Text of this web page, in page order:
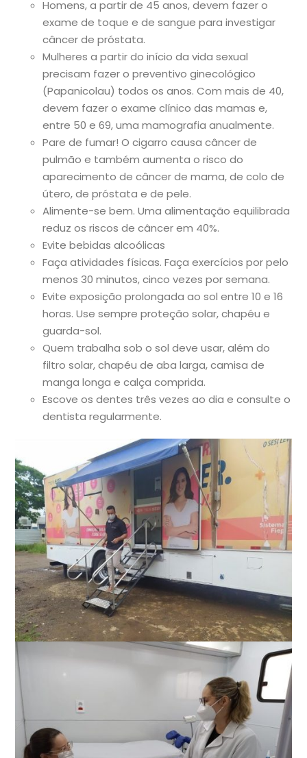
Homens, a partir de 45 anos, devem fazer o
exame de toque e de sangue para investigar
câncer de próstata.
Mulheres a partir do início da vida sexual
precisam fazer o preventivo ginecológico
(Papanicolau) todos os anos. Com mais de 40,
devem fazer o exame clínico das mamas e,
entre 50 e 69, uma mamografia anualmente.
Pare de fumar! O cigarro causa câncer de
pulmão e também aumenta o risco do
aparecimento de câncer de mama, de colo de
útero, de próstata e de pele.
Alimente-se bem. Uma alimentação equilibrada
reduz os riscos de câncer em 40%.
Evite bebidas alcoólicas
Faça atividades físicas. Faça exercícios por pelo
menos 30 minutos, cinco vezes por semana.
Evite exposição prolongada ao sol entre 10 e 16
horas. Use sempre proteção solar, chapéu e
guarda-sol.
Quem trabalha sob o sol deve usar, além do
filtro solar, chapéu de aba larga, camisa de
manga longa e calça comprida.
Escove os dentes três vezes ao dia e consulte o
dentista regularmente.